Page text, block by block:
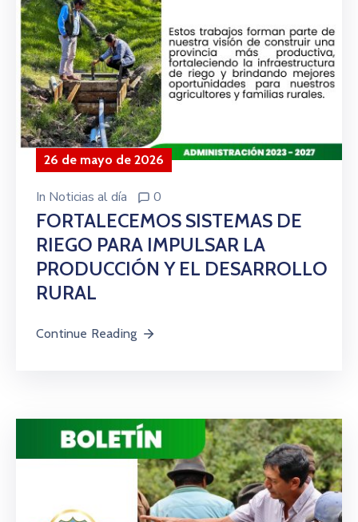
26 de mayo de 2026
In Noticias al día 0
FORTALECEMOS SISTEMAS DE
RIEGO PARA IMPULSAR LA
PRODUCCIÓN Y EL DESARROLLO
RURAL
Continue Reading